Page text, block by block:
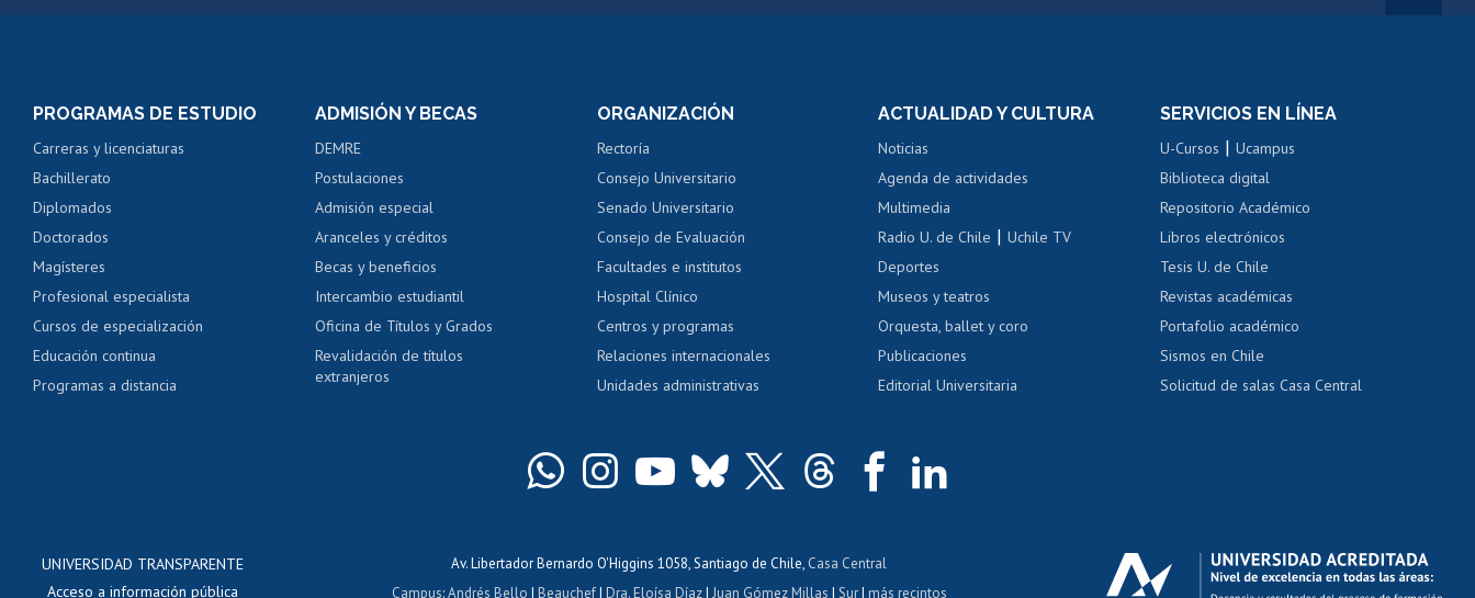
Consulta y certificado de notas
Servicio médico y dental
Pago de arancel y crédito alumnos
Pago de arancel y crédito exalumnos
Certificado de títulos y grados
Perfeccionamiento
Evaluación docente
Calificación académica
Postulación al AUCAI
Portal de movilidad interna
Certificado de renta
Certificado de renta
Gestión de correo uchile
Movilidad Estudiantil
Cursos de español
Acoso laboral, sexual y violencia
PROGRAMAS DE ESTUDIO
Carreras y licenciaturas
Bachillerato
Diplomados
Doctorados
Magísteres
Profesional especialista
Cursos de especialización
Educación continua
Programas a distancia
ADMISIÓN Y BECAS
DEMRE
Postulaciones
Admisión especial
Aranceles y créditos
Becas y beneficios
Intercambio estudiantil
Oficina de Títulos y Grados
Revalidación de títulos
extranjeros
ORGANIZACIÓN
Rectoría
Consejo Universitario
Senado Universitario
Consejo de Evaluación
Facultades e institutos
Hospital Clínico
Centros y programas
Relaciones internacionales
Unidades administrativas
ACTUALIDAD Y CULTURA
Noticias
Agenda de actividades
Multimedia
Radio U. de Chile |Uchile TV
Deportes
Museos y teatros
Orquesta, ballet y coro
Publicaciones
Editorial Universitaria
SERVICIOS EN LÍNEA
U-Cursos |Ucampus
Biblioteca digital
Repositorio Académico
Libros electrónicos
Tesis U. de Chile
Revistas académicas
Portafolio académico
Sismos en Chile
Solicitud de salas Casa Central
UNIVERSIDAD TRANSPARENTE
Acceso a información pública
Av. Libertador Bernardo O'Higgins 1058, Santiago de Chile, Casa Central
Campus:Andrés Bello | Beauchef| Dra. Eloísa Díaz| Juan Gómez Millas | Sur| más recintos